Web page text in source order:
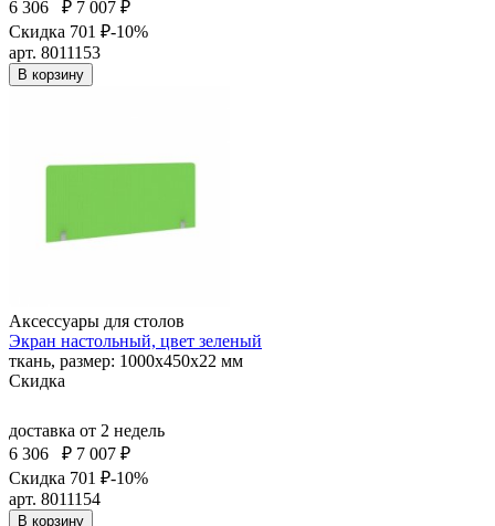
6 306 ₽ 7 007 ₽
Скидка 701 ₽-10%
арт. 8011153
В корзину
Аксессуары для столов
Экран настольный, цвет зеленый
ткань, размер: 1000х450х22 мм
Скидка
доставка от 2 недель
6 306
₽ 7 007 ₽
Скидка 701 ₽-10%
арт. 8011154
В корзину